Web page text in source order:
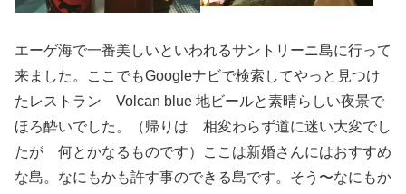
エーゲ海で一番美しいといわれるサントリーニ島に行って
来ました。ここでもGoogleナビで検索してやっと見つけ
たレストラン Volcan blue 地ビールと素晴らしい夜景で
ほろ酔いでした。（帰りは 相変わらず道に迷い大変でし
たが 何とかなるものです）ここは新婚さんにはおすすめ
な島。なにもかも許す事のできる島です。そう〜なにもか